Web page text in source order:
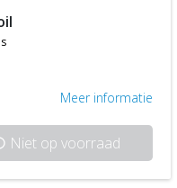
Meer informatie
Niet op voorraad